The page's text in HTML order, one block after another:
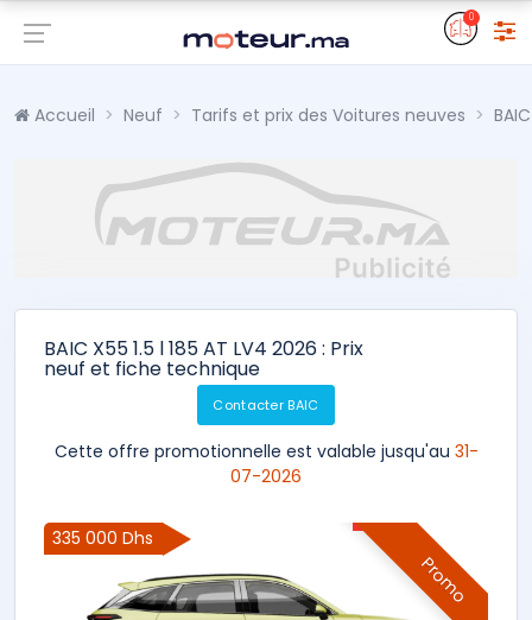
0
Accueil Neuf Tarifs et prix des Voitures neuves BAIC
BAIC X55 1.5 l 185 AT LV4 2026 : Prix
neuf et fiche technique
Contacter BAIC
Cette offre promotionnelle est valable jusqu'au 31-
07-2026
Promo
335 000 Dhs